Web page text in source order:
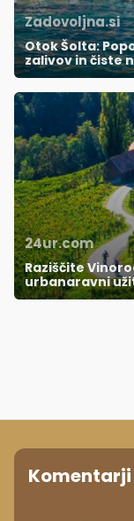
Zadovoljna.si
Otok Šolta:
zalivov in čiste
24ur.com
Raziščite
urbanaravni
Komentarji